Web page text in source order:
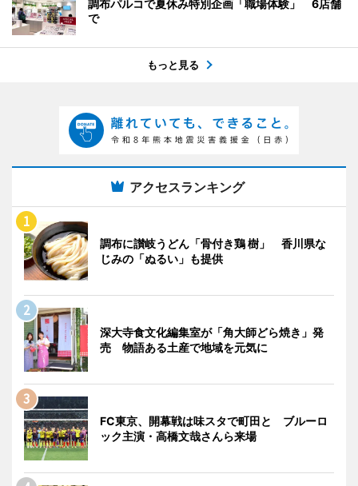
調布パルコで夏休み特別企画「職場体験」 6店舗
で
もっと見る
アクセスランキング
調布に讃岐うどん「骨付き鶏 樹」 香川県な
じみの「ぬるい」も提供
深大寺食文化編集室が「角大師どら焼き」発
売 物語ある土産で地域を元気に
FC東京、開幕戦は味スタで町田と ブルーロ
ック主演・高橋文哉さんら来場